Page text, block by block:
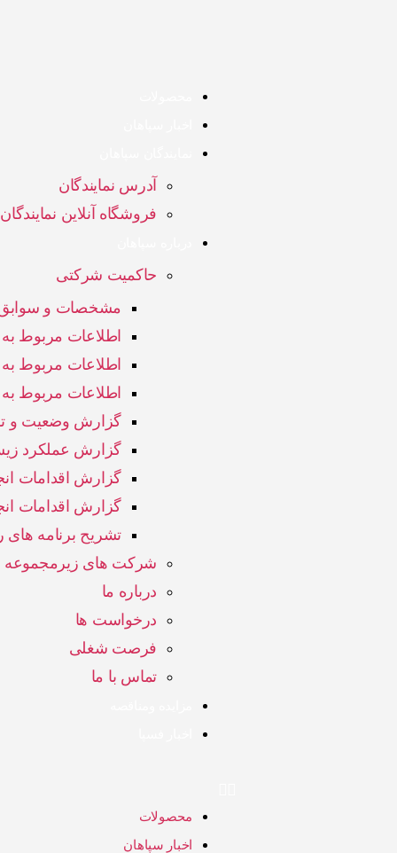
آدرس نمایندگان
فروشگاه آنلاین نمایندگان
حاکمیت شرکتی
مشخصات و سوابق
اطلاعات مربوط
اطلاعات مربوط
اطلاعات مربوط
گزارش وضعیت و
گزارش عملکرد
گزارش اقدامات
گزارش اقدامات
تشریح برنامه های
شرکت های زیرمجموعه
درباره ما
درخواست ها
فرصت شغلی
تماس با ما
محصولات
اخبار سپاهان